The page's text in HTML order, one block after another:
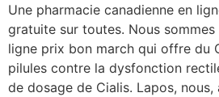
Une pharmacie canadienne en
gratuite sur toutes. Nous sommes
ligne prix bon march qui offre du
pilules contre la dysfonction
de dosage de Cialis. Lapos,